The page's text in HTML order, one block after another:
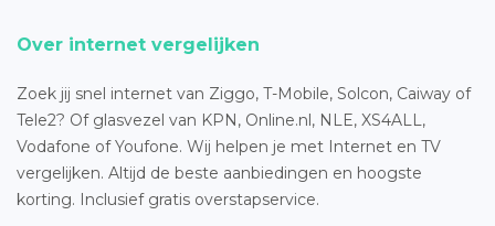
Over internet vergelijken
Zoek jij snel internet van Ziggo, T-Mobile, Solcon, Caiway of
Tele2? Of glasvezel van KPN, Online.nl, NLE, XS4ALL,
Vodafone of Youfone. Wij helpen je met Internet en TV
vergelijken. Altijd de beste aanbiedingen en hoogste
korting. Inclusief gratis overstapservice.